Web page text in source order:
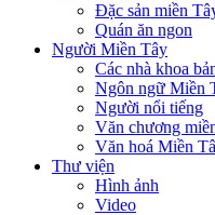
Đặc sản miền
Quán ăn ngon
Người Miền Tây
Các nhà khoa
Ngôn ngữ Miền
Người nổi tiếng
Văn chương
Văn hoá Miền
Thư viện
Hình ảnh
Video